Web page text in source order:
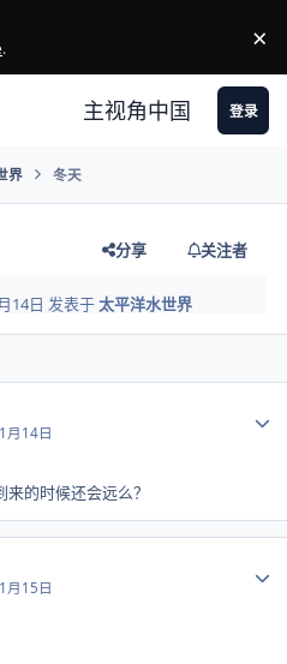
. ×
主视角中国 登录
界 冬天
分享
关注者
14日 发表于太平洋水世界
月14日
的时候还会远么？
月15日